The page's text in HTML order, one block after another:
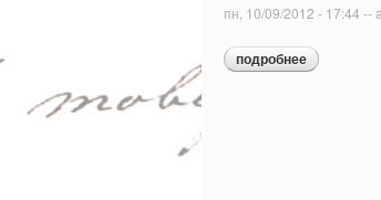
пн, 10/09/2012 - 17:44 --
подробнее о